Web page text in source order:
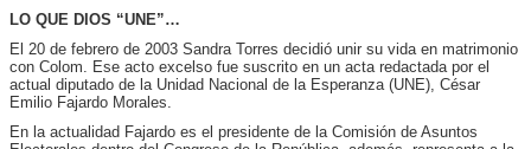
LO QUE DIOS “UNE”…
El 20 de febrero de 2003 Sandra Torres decidió unir su vida en matrimonio
con Colom. Ese acto excelso fue suscrito en un acta redactada por el
actual diputado de la Unidad Nacional de la Esperanza (UNE), César
Emilio Fajardo Morales.
En la actualidad Fajardo es el presidente de la Comisión de Asuntos